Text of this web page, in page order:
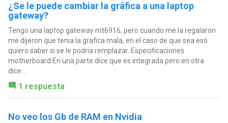
¿Se le puede cambiar la gráfica a una laptop
gateway?
Tengo una laptop gateway mt6916, pero cuando me la regalaron
me dijeron que tenia la grafica mala, en el caso de que sea eso
quiero saber si se le podria remplazar. Especificaciones
motherboard En una parte dice que es integrada pero en otra
dice...
1 respuesta
No veo los Gb de RAM en Nvidia